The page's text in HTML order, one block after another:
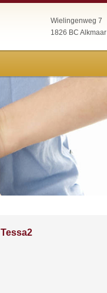
Wielingenweg 7
1826 BC Alkmaar
Tessa2